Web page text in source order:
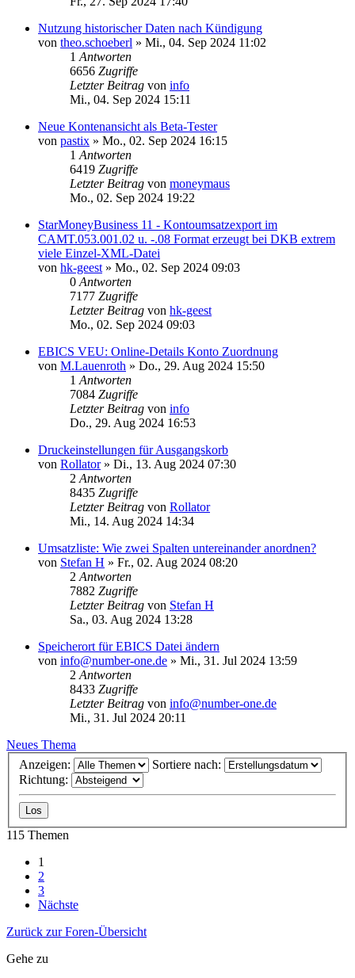
Nutzung historischer Daten nach Kündigung
von theo.schoeberl » Mi., 04. Sep 2024 11:02
1 Antworten
6656 Zugriffe
Letzter Beitrag von info
Mi., 04. Sep 2024 15:11
Neue Kontenansicht als Beta-Tester
von pastix » Mo., 02. Sep 2024 16:15
1 Antworten
6419 Zugriffe
Letzter Beitrag von moneymaus
Mo., 02. Sep 2024 19:22
StarMoneyBusiness 11 - Kontoumsatzexport im
CAMT.053.001.02 u. -.08 Format erzeugt bei DKB extrem
viele Einzel-XML-Datei
von hk-geest » Mo., 02. Sep 2024 09:03
0 Antworten
7177 Zugriffe
Letzter Beitrag von hk-geest
Mo., 02. Sep 2024 09:03
EBICS VEU: Online-Details Konto Zuordnung
von M.Lauenroth » Do., 29. Aug 2024 15:50
1 Antworten
7084 Zugriffe
Letzter Beitrag von info
Do., 29. Aug 2024 16:53
Druckeinstellungen für Ausgangskorb
von Rollator» Di., 13. Aug 2024 07:30
2 Antworten
8435 Zugriffe
Letzter Beitrag von Rollator
Mi., 14. Aug 2024 14:34
Umsatzliste: Wie zwei Spalten untereinander anordnen?
von Stefan H » Fr., 02. Aug 2024 08:20
2 Antworten
7882 Zugriffe
Letzter Beitrag von Stefan H
Sa., 03. Aug 2024 13:28
Speicherort für EBICS Datei ändern
von info@number-one.de » Mi., 31. Jul 2024 13:59
2 Antworten
8433 Zugriffe
Letzter Beitrag von info@number-one.de
Mi., 31. Jul 2024 20:11
Neues Thema
Anzeigen:
Sortiere nach:
Richtung:
115 Themen
1
2
3
Nächste
Zurück zur Foren-Übersicht
Gehe zu